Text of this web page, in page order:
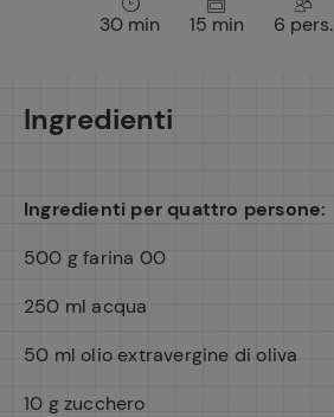
30 min 15 min 6 pers.
Ingredienti
Ingredienti per quattro persone:
500 g farina 00
250 ml acqua
50 ml olio extravergine di oliva
10 g zucchero